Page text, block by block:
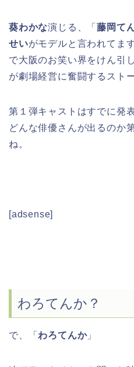
葵わかな演じる、「藤岡て
せいがモデルと言われてま
で大阪のお笑い界をけん引
が劇場経営に奮闘するスト
第１弾キャストはすでに発
どんな俳優さんが出るのか
ね。
[adsense]
わろてんか？
で、「 わろてんか」